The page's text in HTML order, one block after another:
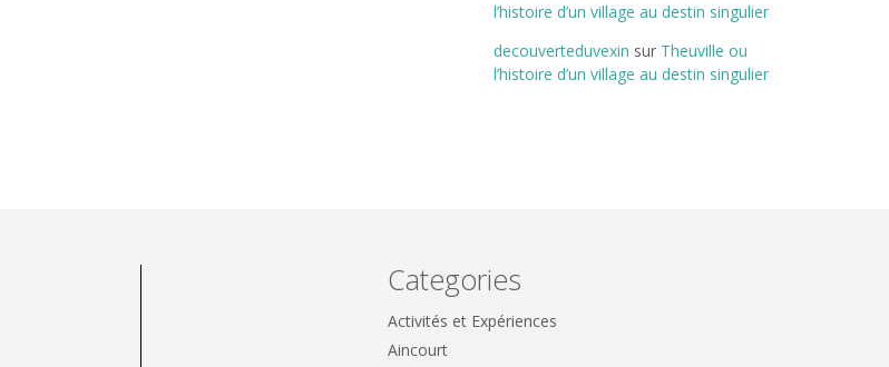
l’histoire d’un village au destin singulier
decouverteduvexin sur Theuville ou
l’histoire d’un village au destin singulier
Categories
Activités et Expériences
Aincourt